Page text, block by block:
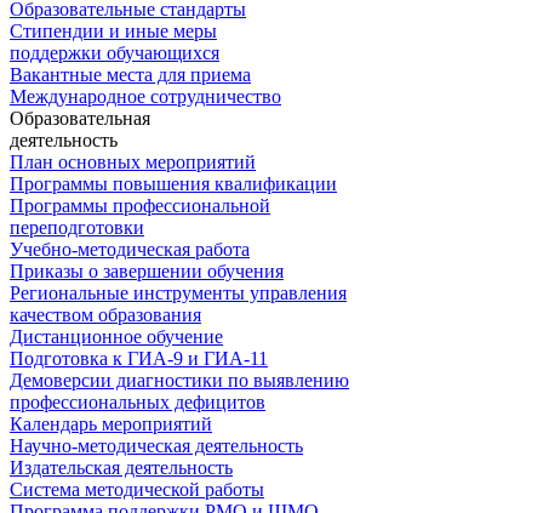
Образовательные стандарты
Стипендии и иные меры
поддержки обучающихся
Вакантные места для приема
Международное сотрудничество
Образовательная
деятельность
План основных мероприятий
Программы повышения квалификации
Программы профессиональной
переподготовки
Учебно-методическая работа
Приказы о завершении обучения
Региональные инструменты управления
качеством образования
Дистанционное обучение
Подготовка к ГИА-9 и ГИА-11
Демоверсии диагностики по выявлению
профессиональных дефицитов
Календарь мероприятий
Научно-методическая деятельность
Издательская деятельность
Система методической работы